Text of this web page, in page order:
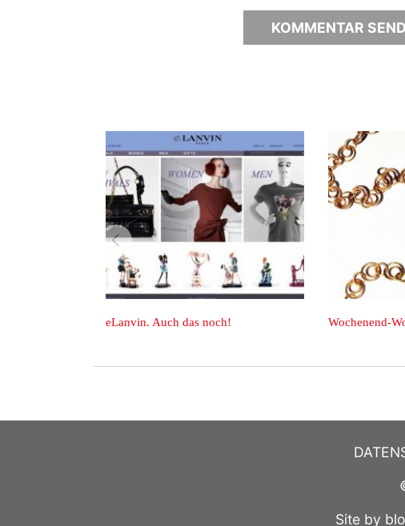
YEZZZZZZZZZ!
Wochenend-Wow:
zurück
Site by